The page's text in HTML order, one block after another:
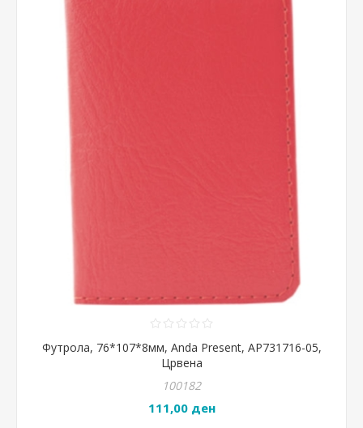
Футрола, 76*107*8мм, Anda Present, AP731716-05,
Црвена
100182
111,00 ден